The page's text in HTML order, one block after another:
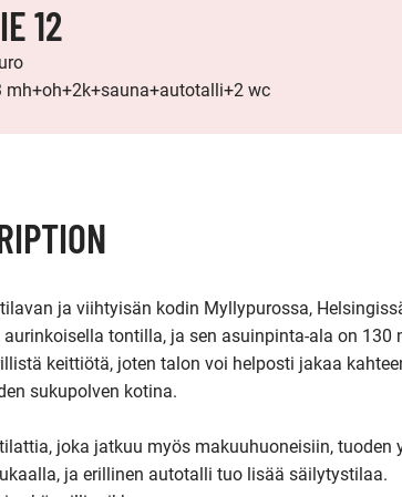
12
mh+oh+2k+sauna+autotalli+2 wc
ja viihtyisän kodin Myllypurossa,
tontilla, ja sen asuinpinta-ala on
keittiötä, joten talon voi helposti jakaa
sukupolven kotina.
joka jatkuu myös makuuhuoneisiin,
ja erillinen autotalli tuo lisää säilytystilaa.